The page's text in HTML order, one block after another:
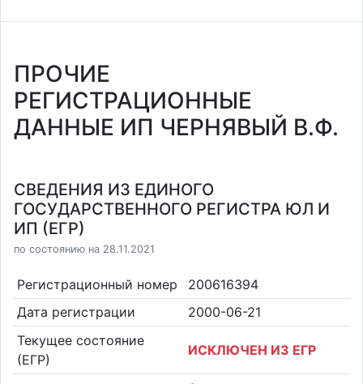
ПРОЧИЕ
РЕГИСТРАЦИОННЫЕ
ДАННЫЕ ИП ЧЕРНЯВЫЙ В.Ф.
СВЕДЕНИЯ ИЗ ЕДИНОГО
ГОСУДАРСТВЕННОГО РЕГИСТРА ЮЛ И
ИП (ЕГР)
по состоянию на 28.11.2021
Регистрационный номер
200616394
Дата регистрации
2000-06-21
Текущее состояние
(ЕГР)
ИСКЛЮЧЕН ИЗ ЕГР